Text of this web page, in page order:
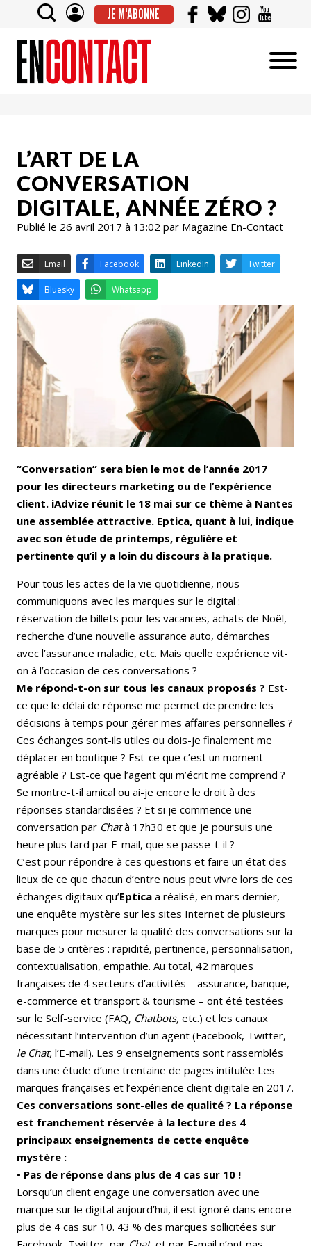
JE M'ABONNE
L’ART DE LA
CONVERSATION
DIGITALE, ANNÉE ZÉRO ?
Publié le 26 avril 2017 à 13:02 par Magazine En-Contact
Facebook LinkedIn
Whatsapp
“Conversation” sera bien le mot de l’année 2017
pour les directeurs marketing ou de l’expérience
client. iAdvize réunit le 18 mai sur ce thème à Nantes
une assemblée attractive. Eptica, quant à lui, indique
avec son étude de printemps, régulière et
pertinente qu’il y a loin du discours à la pratique.
Pour tous les actes de la vie quotidienne, nous
communiquons avec les marques sur le digital :
réservation de billets pour les vacances, achats de Noël,
recherche d’une nouvelle assurance auto, démarches
avec l’assurance maladie, etc. Mais quelle expérience vit-
on à l’occasion de ces conversations ?
Me répond-t-on sur tous les canaux proposés ? Est-
ce que le délai de réponse me permet de prendre les
décisions à temps pour gérer mes affaires personnelles ?
Ces échanges sont-ils utiles ou dois-je finalement me
déplacer en boutique ? Est-ce que c’est un moment
agréable ? Est-ce que l’agent qui m’écrit me comprend ?
Se montre-t-il amical ou ai-je encore le droit à des
réponses standardisées ? Et si je commence une
conversation par Chatà 17h30 et que je poursuis une
heure plus tard par E-mail, que se passe-t-il ?
C’est pour répondre à ces questions et faire un état des
lieux de ce que chacun d’entre nous peut vivre lors de ces
échanges digitaux qu’Eptica a réalisé, en mars dernier,
une enquête mystère sur les sites Internet de plusieurs
marques pour mesurer la qualité des conversations sur la
base de 5 critères : rapidité, pertinence, personnalisation,
contextualisation, empathie. Au total, 42 marques
françaises de 4 secteurs d’activités – assurance, banque,
e-commerce et transport & tourisme – ont été testées
sur le Self-service (FAQ, Chatbots, etc.) et les canaux
nécessitant l’intervention d’un agent (Facebook, Twitter,
le Chat, l’E-mail). Les 9 enseignements sont rassemblés
dans une étude d’une trentaine de pages intitulée Les
marques françaises et l’expérience client digitale en 2017.
Ces conversations sont-elles de qualité ? La réponse
est franchement réservée à la lecture des 4
principaux enseignements de cette enquête
mystère :
• Pas de réponse dans plus de 4 cas sur 10 !
Lorsqu’un client engage une conversation avec une
marque sur le digital aujourd’hui, il est ignoré dans encore
plus de 4 cas sur 10. 43 % des marques sollicitées sur